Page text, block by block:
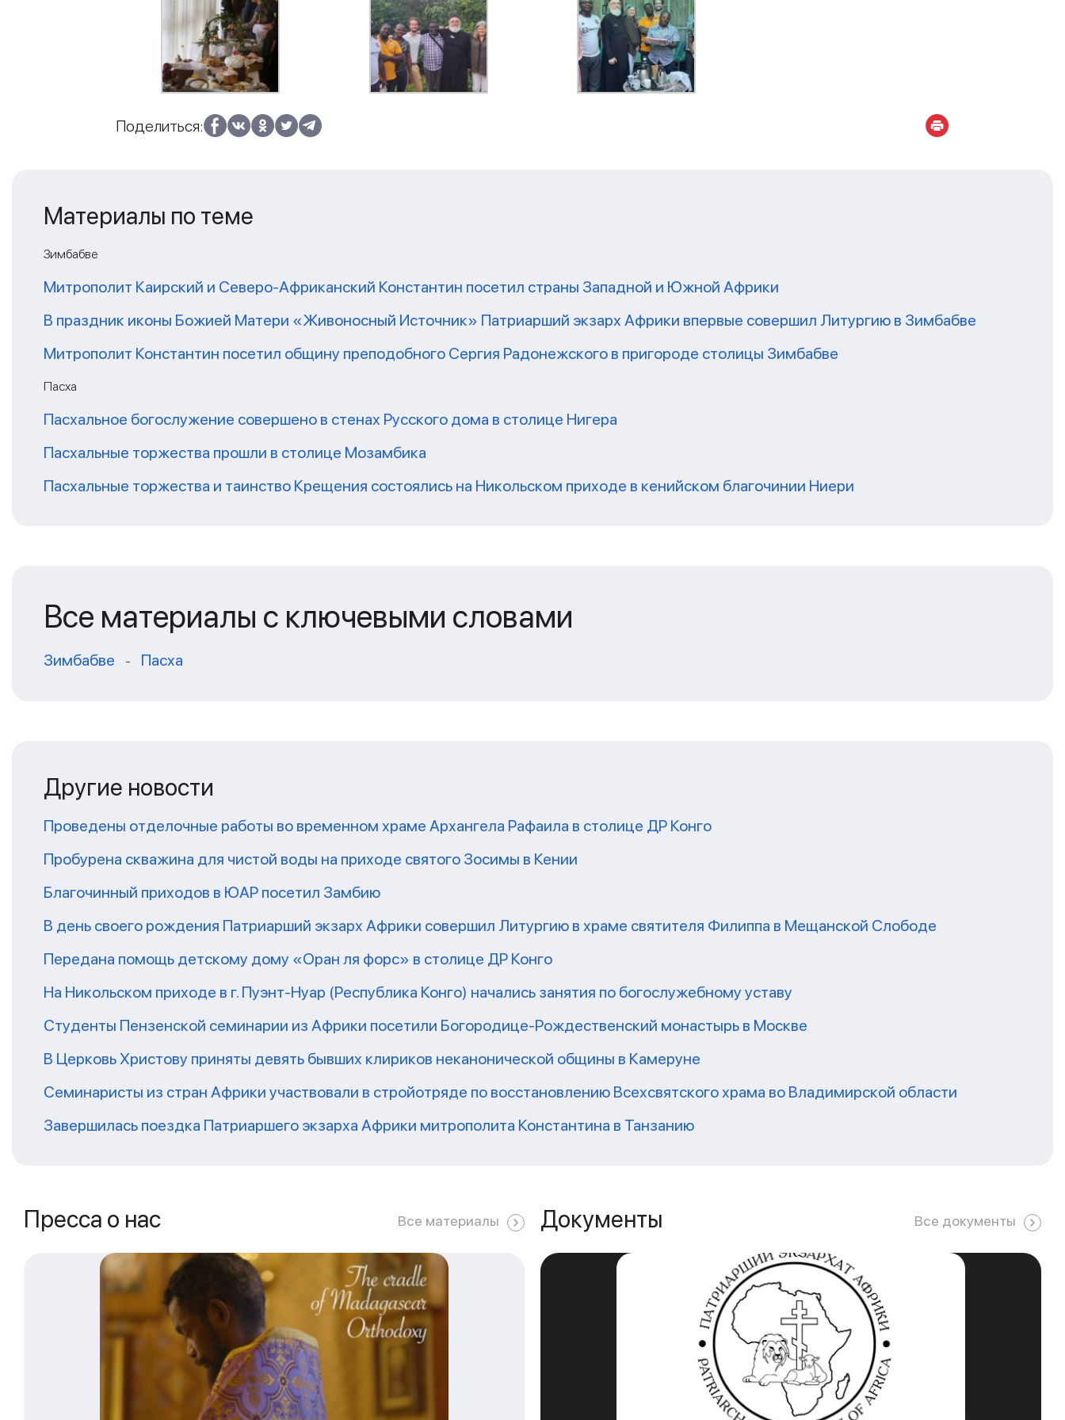
Поделиться:
Материалы по теме
Зимбабве
Митрополит Каирский и Северо-Африканский Константин посетил страны Западной и Южной Африки
В праздник иконы Божией Матери «Живоносный Источник» Патриарший экзарх Африки впервые совершил Литургию в Зимбабве
Митрополит Константин посетил общину преподобного Сергия Радонежского в пригороде столицы Зимбабве
Пасха
Пасхальное богослужение совершено в стенах Русского дома в столице Нигера
Пасхальные торжества прошли в столице Мозамбика
Пасхальные торжества и таинство Крещения состоялись на Никольском приходе в кенийском благочинии Ниери
Все материалы с ключевыми словами
Зимбабве - Пасха
Другие новости
Проведены отделочные работы во временном храме Архангела Рафаила в столице ДР Конго
Пробурена скважина для чистой воды на приходе святого Зосимы в Кении
Благочинный приходов в ЮАР посетил Замбию
В день своего рождения Патриарший экзарх Африки совершил Литургию в храме святителя Филиппа в Мещанской Слободе
Передана помощь детскому дому «Оран ля форс» в столице ДР Конго
На Никольском приходе в г. Пуэнт-Нуар (Республика Конго) начались занятия по богослужебному уставу
Студенты Пензенской семинарии из Африки посетили Богородице-Рождественский монастырь в Москве
В Церковь Христову приняты девять бывших клириков неканонической общины в Камеруне
Семинаристы из стран Африки участвовали в стройотряде по восстановлению Всехсвятского храма во Владимирской области
Завершилась поездка Патриаршего экзарха Африки митрополита Константина в Танзанию
Пресса о нас Все материалы Документы Все документы